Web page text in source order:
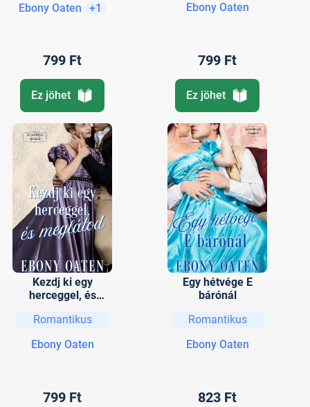
Ebony Oaten
+1
799 Ft
Ez jöhet
Ebony Oaten
799 Ft
Ez jöhet
Kezdj ki egy
herceggel, és
Romantikus
Ebony Oaten
799 Ft
Egy hétvége E
bárónál
Romantikus
Ebony Oaten
823 Ft